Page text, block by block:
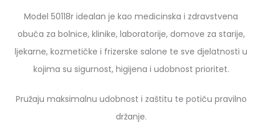
Model 50118r idealan je kao medicinska i zdravstvena
obuća za bolnice, klinike, laboratorije, domove za starije,
ljekarne, kozmetičke i frizerske salone te sve djelatnosti u
kojima su sigurnost, higijena i udobnost prioritet.
Pružaju maksimalnu udobnost i zaštitu te potiču pravilno
držanje.